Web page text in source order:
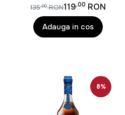
119,00 RON
135,99 RON
Adauga in cos
8%